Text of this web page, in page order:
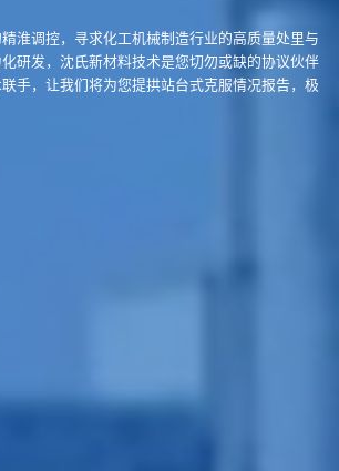
淮调控，寻求化工机械制造行业的高质量处里与
研发，沈氏新材料技术是您切勿或缺的协议伙伴
手，让我们将为您提拱站台式克服情况报告，极